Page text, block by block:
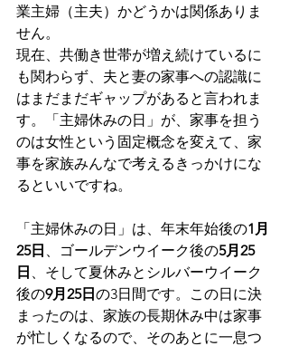
業主婦（主夫）かどうかは関係ありま
せん。
現在、共働き世帯が増え続けているに
も関わらず、夫と妻の家事への認識に
はまだまだギャップがあると言われま
す。「主婦休みの日」が、家事を担う
のは女性という固定概念を変えて、家
事を家族みんなで考えるきっかけにな
るといいですね。
「主婦休みの日」は、年末年始後の1月
25日 、ゴールデンウイーク後の5月25
日 、そして夏休みとシルバーウイーク
後の9月25日 の3日間です。この日に決
まったのは、家族の長期休み中は家事
が忙しくなるので、そのあとに一息つ